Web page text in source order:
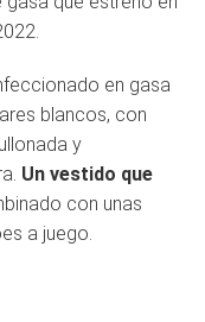
en gasa
blancos, con
y
Un vestido que
con unas
a juego.